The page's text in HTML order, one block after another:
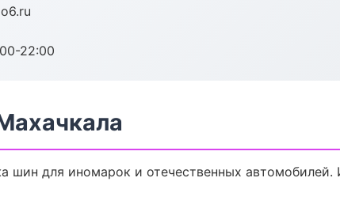
22:00
шин для иномарок и отечественных